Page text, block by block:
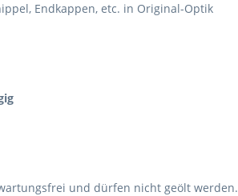
Endkappen, etc. in Original-Optik
und dürfen nicht geölt werden.